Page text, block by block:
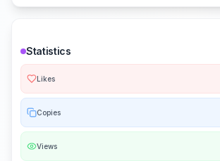
Statistics
Likes
Copies
Views